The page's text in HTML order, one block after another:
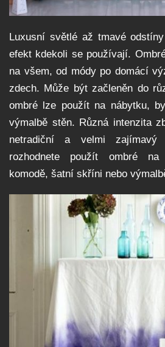
Luxusní světlé až tmavé
efekt kdekoli se používají.
na všem, od módy po domácí
zdech. Může být začleněn do
ombré lze použít na nábytku,
výmalbě stěn. Různá intenzita
netradiční a velmi
rozhodnete použít ombré na
komodě, šatní skříni nebo